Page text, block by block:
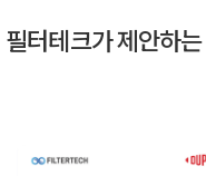
필터테크가 제안하는